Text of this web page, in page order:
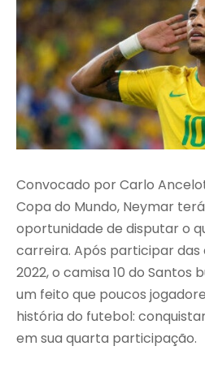
Convocado por Carlo
Copa do Mundo, Neymar
oportunidade de disputar o
carreira. Após participar das
2022, o camisa 10 do Santos
um feito que poucos
história do futebol:
em sua quarta participação.